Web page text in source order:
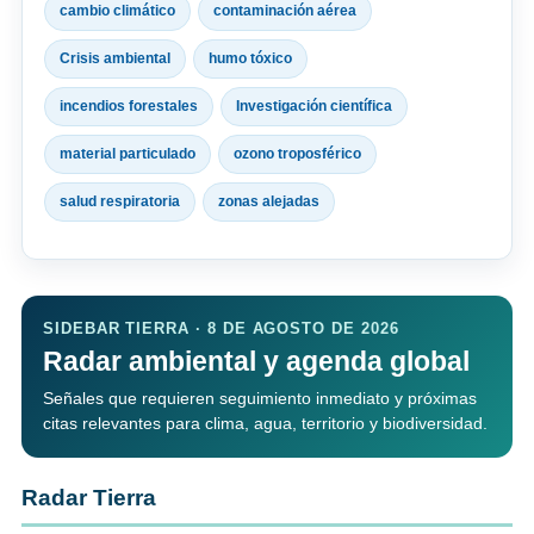
cambio climático contaminación aérea
Crisis ambiental humo tóxico
incendios forestales Investigación científica
material particulado ozono troposférico
salud respiratoria zonas alejadas
SIDEBAR TIERRA · 8 DE AGOSTO DE 2026
Radar ambiental y agenda global
Señales que requieren seguimiento inmediato y próximas
citas relevantes para clima, agua, territorio y biodiversidad.
Radar Tierra